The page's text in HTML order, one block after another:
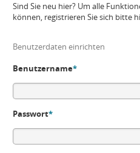
Sind Sie neu hier? Um alle
können, registrieren Sie sich bitte
Benutzerdaten einrichten
Benutzername*
Passwort*